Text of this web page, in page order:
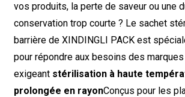
vos produits, la perte de saveur ou une
conservation trop courte ? Le sachet
barrière de XINDINGLI PACK est
pour répondre aux besoins des
exigeant stérilisation à haute
prolongée en rayonConçus pour les